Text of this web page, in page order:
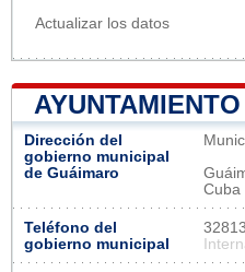
Actualizar los datos
Dirección del
gobierno municipal
de Guáimaro
Cuba
Teléfono del
gobierno municipal